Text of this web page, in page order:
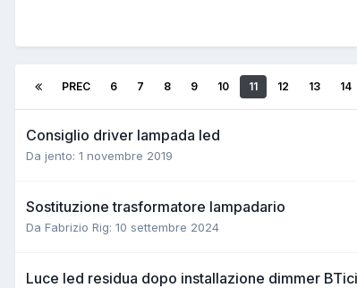
PREC 6 7 8 9 10 11 12 13 14
Consiglio driver lampada led
Da jento: 1 novembre 2019
Sostituzione trasformatore lampadario
Da Fabrizio Rig: 10 settembre 2024
Luce led residua dopo installazione dimmer